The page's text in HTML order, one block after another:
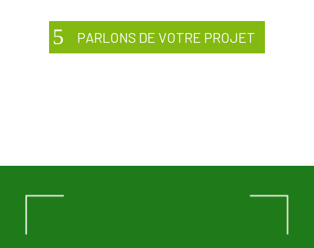
PARLONS DE VOTRE PROJET